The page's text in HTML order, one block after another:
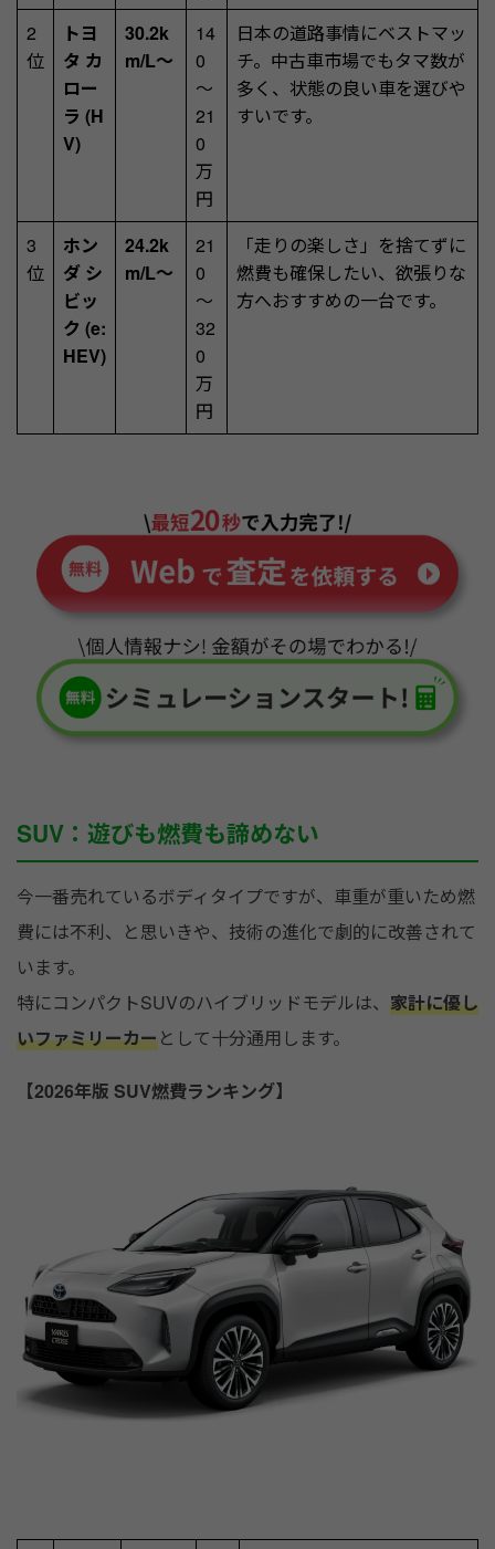
2
位
トヨ
タ カ
ロー
ラ (H
V)
30.2k
m/L～
14
0
～
21
0
万
円
日本の道路事情にベストマッ
チ。中古車市場でもタマ数が
多く、状態の良い車を選びや
すいです。
3
位
ホン
ダ シ
ビッ
ク (e:
HEV)
24.2k
m/L～
21
0
～
32
0
万
円
「走りの楽しさ」を捨てずに
燃費も確保したい、欲張りな
方へおすすめの一台です。
SUV：遊びも燃費も諦めない
今一番売れているボディタイプですが、車重が重いため燃
費には不利、と思いきや、技術の進化で劇的に改善されて
います。
特にコンパクトSUVのハイブリッドモデルは、 家計に優し
いファミリーカーとして十分通用します。
【2026年版 SUV燃費ランキング】